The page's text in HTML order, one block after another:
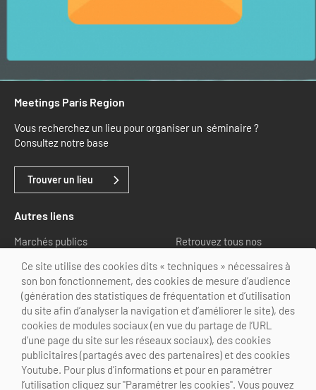
Meetings Paris Region
Vous recherchez un lieu pour organiser un séminaire ?
Consultez notre base
Trouver un lieu
Autres liens
Marchés publics
Retrouvez tous nos
Nous suivre
@Choose Paris Region
Ce site utilise des cookies dits « techniques » nécessaires à
son bon fonctionnement, des cookies de mesure d’audience
(génération des statistiques de fréquentation et d’utilisation
du site afin d’analyser la navigation et d’améliorer le site), des
cookies de modules sociaux (en vue du partage de l’URL
d’une page du site sur les réseaux sociaux), des cookies
publicitaires (partagés avec des partenaires) et des cookies
Youtube. Pour plus d’informations et pour en paramétrer
l’utilisation cliquez sur "Paramétrer les cookies". Vous pouvez